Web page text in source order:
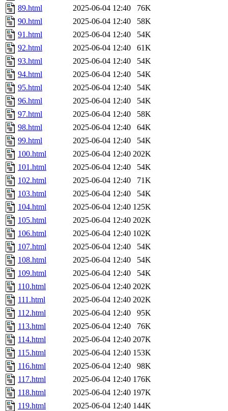
89.html
2025-06-04 12:40
76K
90.html
2025-06-04 12:40
58K
91.html
2025-06-04 12:40
54K
92.html
2025-06-04 12:40
61K
93.html
2025-06-04 12:40
54K
94.html
2025-06-04 12:40
54K
95.html
2025-06-04 12:40
54K
96.html
2025-06-04 12:40
54K
97.html
2025-06-04 12:40
58K
98.html
2025-06-04 12:40
64K
99.html
2025-06-04 12:40
54K
100.html
2025-06-04 12:40 202K
101.html
2025-06-04 12:40
54K
102.html
2025-06-04 12:40
71K
103.html
2025-06-04 12:40
54K
104.html
2025-06-04 12:40 125K
105.html
2025-06-04 12:40 202K
106.html
2025-06-04 12:40 102K
107.html
2025-06-04 12:40
54K
108.html
2025-06-04 12:40
54K
109.html
2025-06-04 12:40
54K
110.html
2025-06-04 12:40 202K
111.html
2025-06-04 12:40 202K
112.html
2025-06-04 12:40
95K
113.html
2025-06-04 12:40
76K
114.html
2025-06-04 12:40 207K
115.html
2025-06-04 12:40 153K
116.html
2025-06-04 12:40
98K
117.html
2025-06-04 12:40 176K
118.html
2025-06-04 12:40 197K
119.html
2025-06-04 12:40 144K